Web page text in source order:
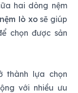
hai dòng nệm
lò xo sẽ giúp
chọn được sản
thành lựa chọn
với nhiều ưu